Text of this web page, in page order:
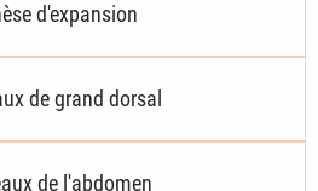
d'expansion
de grand dorsal
de l'abdomen